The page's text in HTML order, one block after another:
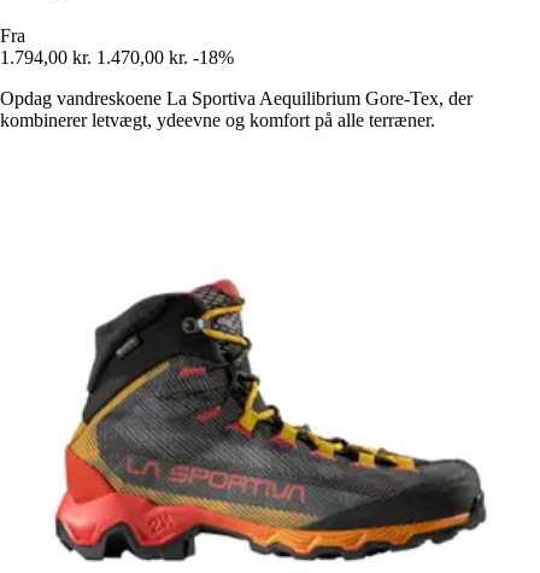
Fra
1.794,00 kr. 1.470,00 kr. -18%
Opdag vandreskoene La Sportiva Aequilibrium Gore-Tex, der
kombinerer letvægt, ydeevne og komfort på alle terræner.